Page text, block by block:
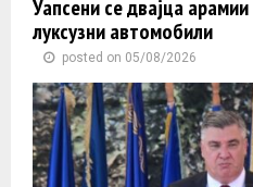
Уапсени се двајца
луксузни автомобили
posted on 05/08/2026